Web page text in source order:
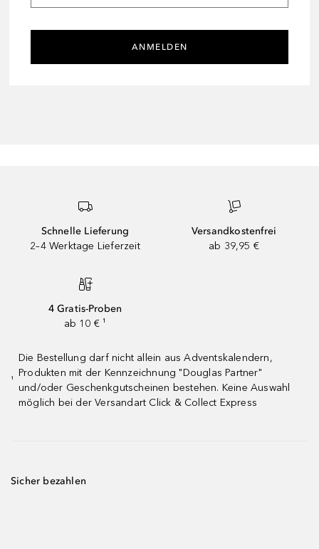
ANMELDEN
Schnelle Lieferung
2–4 Werktage Lieferzeit
Versandkostenfrei
ab 39,95 €
4 Gratis-Proben
ab 10 € ¹
¹
Die Bestellung darf nicht allein aus Adventskalendern,
Produkten mit der Kennzeichnung "Douglas Partner"
und/oder Geschenkgutscheinen bestehen. Keine Auswahl
möglich bei der Versandart Click & Collect Express
Sicher bezahlen